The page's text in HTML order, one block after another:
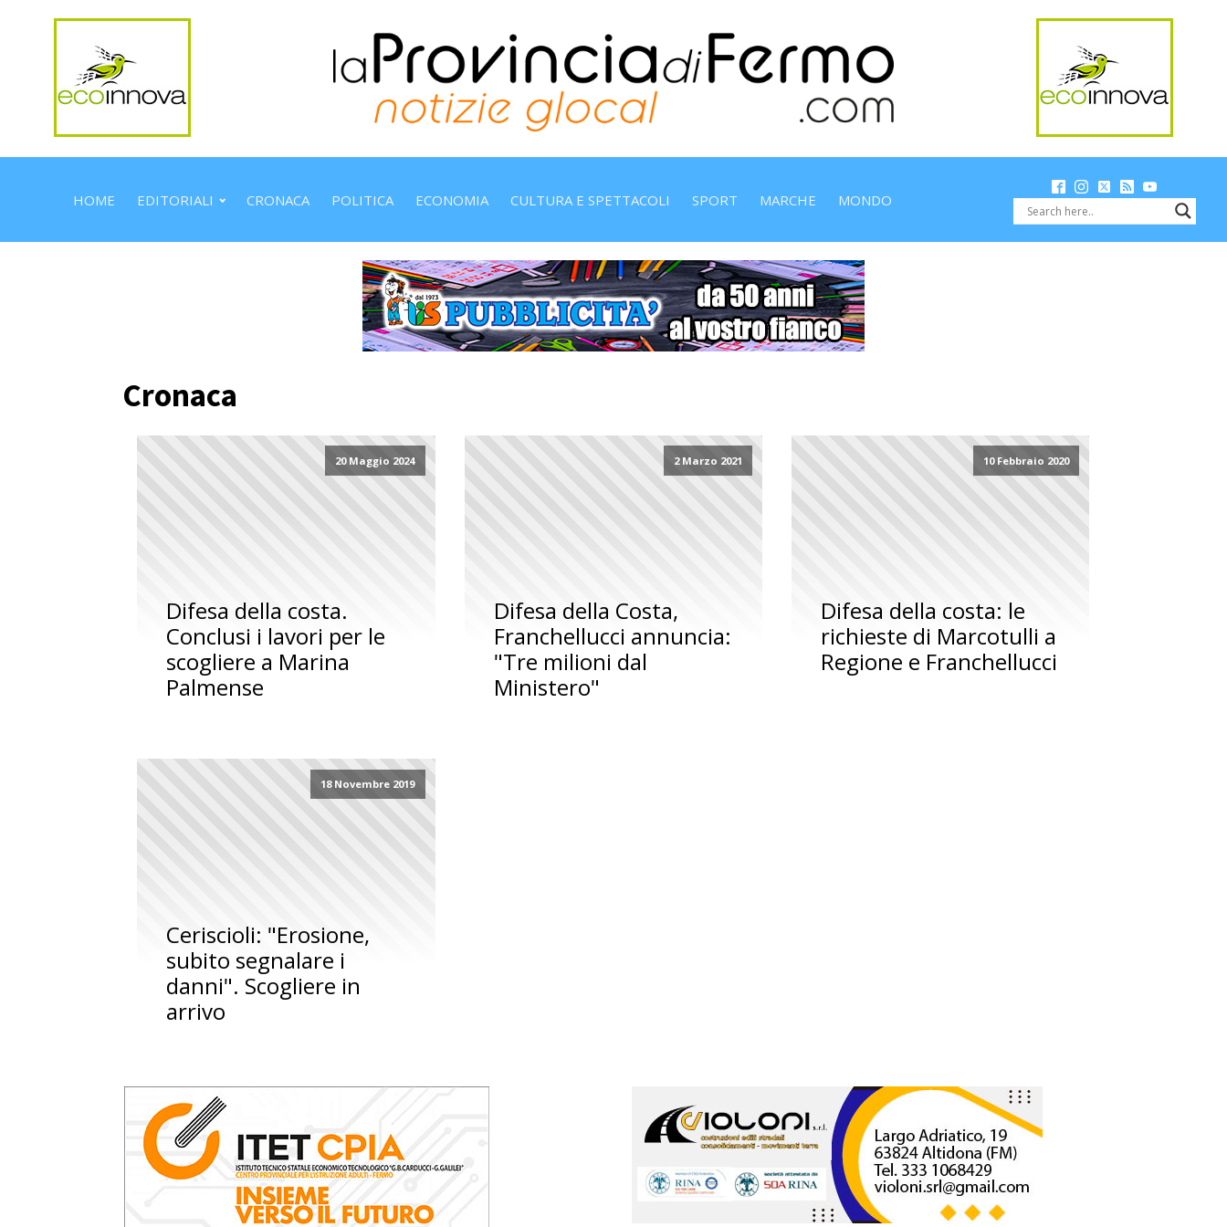
HOME EDITORIALI CRONACA POLITICA ECONOMIA CULTURA E SPETTACOLI SPORT MARCHE MONDO
Cronaca
20 Maggio 2024
Difesa della costa.
Conclusi i lavori per le
scogliere a Marina
Palmense
2 Marzo 2021
Difesa della Costa,
Franchellucci annuncia:
"Tre milioni dal
Ministero"
10 Febbraio 2020
Difesa della costa: le
richieste di Marcotulli a
Regione e Franchellucci
18 Novembre 2019
Ceriscioli: "Erosione,
subito segnalare i
danni". Scogliere in
arrivo